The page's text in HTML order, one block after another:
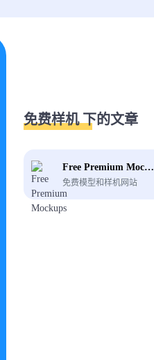
免费样机 下的文章
Free Premium Mockups
免费模型和样机网站